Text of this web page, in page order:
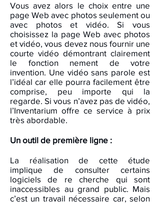
Vous avez alors le choix entre une
page Web avec photos seulement ou
avec photos et vidéo. Si vous
choisissez la page Web avec photos
et vidéo, vous devez nous fournir une
courte vidéo démontrant clairement
le fonction nement de votre
invention. Une vidéo sans parole est
l’idéal car elle pourra facilement être
comprise, peu importe qui la
regarde. Si vous n’avez pas de vidéo,
l’Inventarium offre ce service à prix
très abordable.
Un outil de première ligne :
La réalisation de cette étude
implique de consulter certains
logiciels de re cherche qui sont
inaccessibles au grand public. Mais
c’est un travail nécessaire car, selon